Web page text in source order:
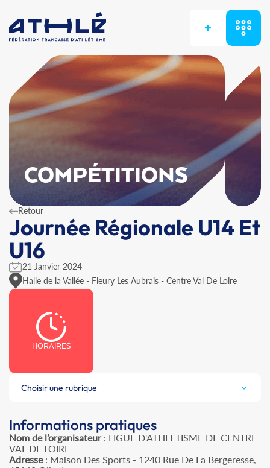
+
COMPÉTITIONS
Retour
Journée Régionale U14 Et
U16
21 Janvier 2024
Halle de la Vallée - Fleury Les Aubrais - Centre Val De Loire
HORAIRES
Choisir une rubrique
Informations pratiques
Nom de l’organisateur: LIGUE D'ATHLETISME DE CENTRE
VAL DE LOIRE
Adresse: Maison Des Sports - 1240 Rue De La Bergeresse,